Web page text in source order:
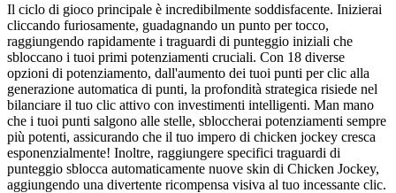
Il ciclo di gioco principale è incredibilmente soddisfacente. Inizierai
cliccando furiosamente, guadagnando un punto per tocco,
raggiungendo rapidamente i traguardi di punteggio iniziali che
sbloccano i tuoi primi potenziamenti cruciali. Con 18 diverse
opzioni di potenziamento, dall'aumento dei tuoi punti per clic alla
generazione automatica di punti, la profondità strategica risiede nel
bilanciare il tuo clic attivo con investimenti intelligenti. Man mano
che i tuoi punti salgono alle stelle, sbloccherai potenziamenti sempre
più potenti, assicurando che il tuo impero di chicken jockey cresca
esponenzialmente! Inoltre, raggiungere specifici traguardi di
punteggio sblocca automaticamente nuove skin di Chicken Jockey,
aggiungendo una divertente ricompensa visiva al tuo incessante clic.